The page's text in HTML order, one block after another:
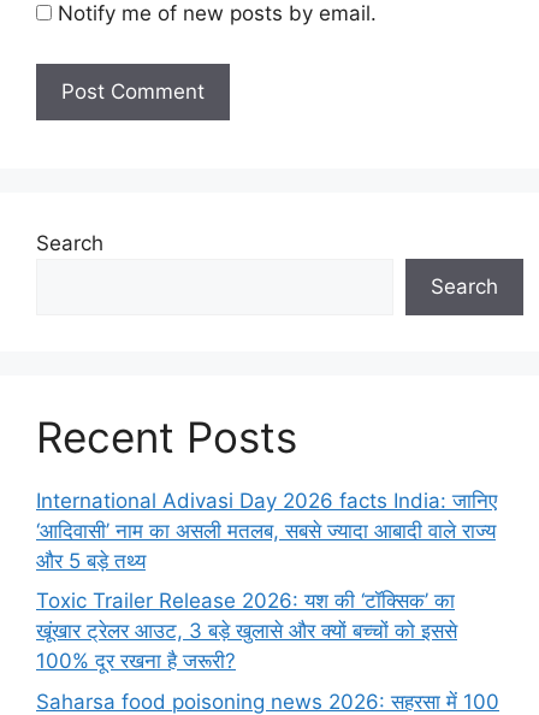
Notify me of new posts by email.
Search
Search
Recent Posts
International Adivasi Day 2026 facts India: जानिए
‘आदिवासी’ नाम का असली मतलब, सबसे ज्यादा आबादी वाले राज्य
और 5 बड़े तथ्य
Toxic Trailer Release 2026: यश की ‘टॉक्सिक’ का
खूंखार ट्रेलर आउट, 3 बड़े खुलासे और क्यों बच्चों को इससे
100% दूर रखना है जरूरी?
Saharsa food poisoning news 2026: सहरसा में 100